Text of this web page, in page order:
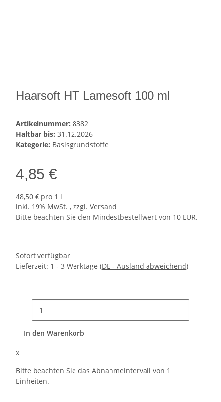
Haarsoft HT Lamesoft 100 ml
Artikelnummer: 8382
Haltbar bis: 31.12.2026
Kategorie: Basisgrundstoffe
4,85 €
48,50 € pro 1 l
inkl. 19% MwSt. , zzgl. Versand
Bitte beachten Sie den Mindestbestellwert von 10 EUR.
Sofort verfügbar
Lieferzeit: 1 - 3 Werktage (DE - Ausland abweichend)
In den Warenkorb
x
Bitte beachten Sie das Abnahmeintervall von 1
Einheiten.